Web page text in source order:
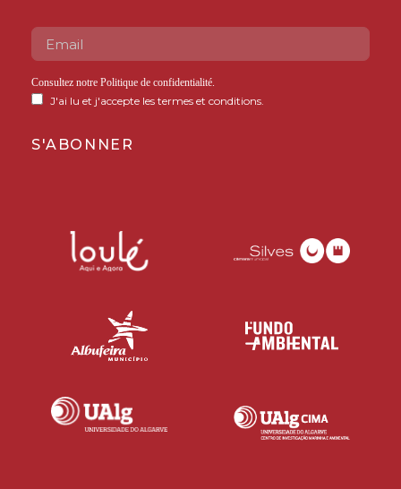
Consultez notre Politique de confidentialité.
J'ai lu et j'accepte les termes et conditions.